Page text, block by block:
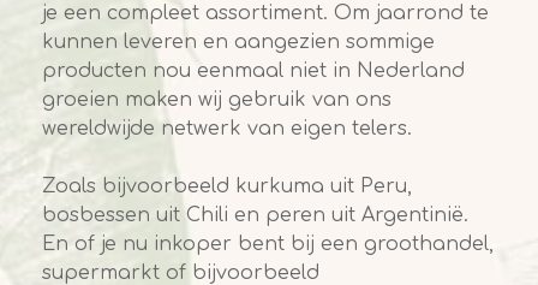
je een compleet assortiment. Om jaarrond te
kunnen leveren en aangezien sommige
producten nou eenmaal niet in Nederland
groeien maken wij gebruik van ons
wereldwijde netwerk van eigen telers.
Zoals bijvoorbeeld kurkuma uit Peru,
bosbessen uit Chili en peren uit Argentinië.
En of je nu inkoper bent bij een groothandel,
supermarkt of bijvoorbeeld